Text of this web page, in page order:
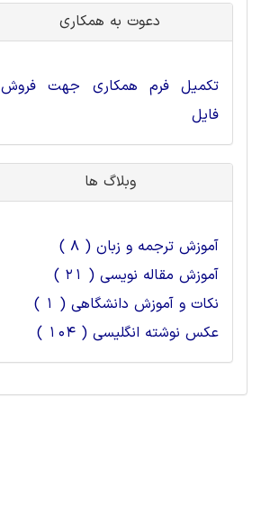
دعوت به همکاری
تکمیل فرم همکاری جهت فروش
فایل
وبلاگ ها
آموزش ترجمه و زبان ( 8 )
آموزش مقاله نویسی ( 21 )
نکات و آموزش دانشگاهی ( 1 )
عکس نوشته انگلیسی ( 104 )